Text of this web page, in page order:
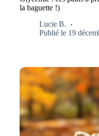
la baguette !)
Lucie B.
Publié le 19